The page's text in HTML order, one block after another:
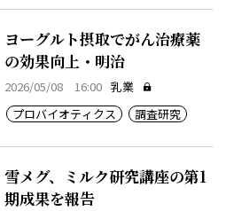
ヨーグルト摂取でがん治療薬
の効果向上・明治
2026/05/08 16:00 乳業
プロバイオティクス
調査研究
雪メグ、ミルク研究講座の第1
期成果を報告